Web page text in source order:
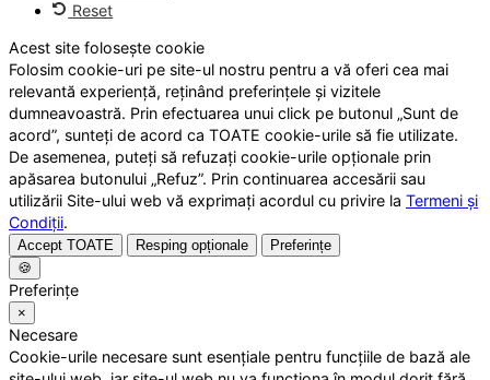
Reset
Acest site folosește cookie
Folosim cookie-uri pe site-ul nostru pentru a vă oferi cea mai
relevantă experiență, reținând preferințele și vizitele
dumneavoastră. Prin efectuarea unui click pe butonul „Sunt de
acord”, sunteți de acord ca TOATE cookie-urile să fie utilizate.
De asemenea, puteți să refuzați cookie-urile opționale prin
apăsarea butonului „Refuz”. Prin continuarea accesării sau
utilizării Site-ului web vă exprimați acordul cu privire la Termeni și
Condiții.
Accept TOATE Resping opționale
Preferințe
🍪
Preferințe
×
Necesare
Cookie-urile necesare sunt esențiale pentru funcțiile de bază ale